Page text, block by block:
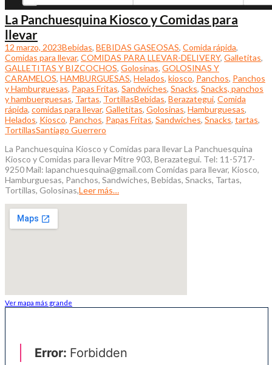
La Panchuesquina Kiosco y Comidas para
llevar
12 marzo, 2023Bebidas, BEBIDAS GASEOSAS, Comida rápida,
Comidas para llevar, COMIDAS PARA LLEVAR-DELIVERY, Galletitas,
GALLETITAS Y BIZCOCHOS, Golosinas, GOLOSINAS Y
CARAMELOS, HAMBURGUESAS, Helados, kiosco, Panchos, Panchos
y Hamburguesas, Papas Fritas, Sandwiches, Snacks, Snacks, panchos
y hambuerguesas, Tartas, TortillasBebidas, Berazategui, Comida
rápida, comidas para llevar, Galletitas, Golosinas, Hamburguesas,
Helados, Kiosco, Panchos, Papas Fritas, Sandwiches, Snacks, tartas,
TortillasSantiago Guerrero
La Panchuesquina Kiosco y Comidas para llevar La Panchuesquina
Kiosco y Comidas para llevar Mitre 903, Berazategui. Tel: 11-5717-
9250 Mail: lapanchuesquina@gmail.com Comidas para llevar, Kiosco,
Hamburguesas, Panchos, Sandwiches, Bebidas, Snacks, Tartas,
Tortillas, Golosinas,Leer más…
Ver mapa más grande